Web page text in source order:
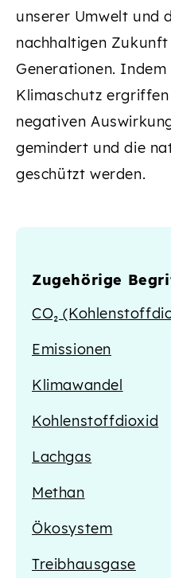
unserer Umwelt und
nachhaltigen
Generationen. Indem
Klimaschutz
negativen
gemindert und die
geschützt werden.
Zugehörige
CO₂
Emissionen
Klimawandel
Kohlenstoffdioxid
Lachgas
Methan
Ökosystem
Treibhausgase